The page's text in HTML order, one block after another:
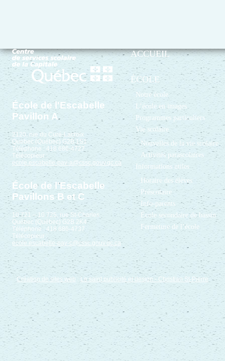
École de l'Escabelle
Pavillon A
2120, rue du Curé-Lacroix
Québec (Québec) G2B 1S1
Téléphone : 418 686-4727
Télécopieur :
ecole.escabelle-pav-a@cssc.gouv.qc.ca
École de l'Escabelle
Pavillons B et C
10 721 – 10 725, rue St-Charles
Québec (Québec) G2B 2K4
Téléphone : 418 686-4737
Télécopieur :
ecole.escabelle-pav-c@cssc.gouv.qc.ca
ACCUEIL
ÉCOLE
Notre école
L’école en images
Programmes particuliers
Vie scolaire
Nouvelles de la vie scolaire
Activités parascolaires
Informations utiles
Horaire des élèves
Préscolaire
Info-parents
École secondaire de bassin
Fermeture de l’école
Création de sites web : Le saint publicité et design - Christian St-Pierre